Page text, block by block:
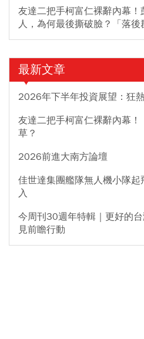
友達二把手柯富仁裸辭內幕
人，為何最後撕破臉？「落後
最新文章
2026年下半年投資展望：狂
友達二把手柯富仁裸辭內幕
草？
2026前進大南方論壇
佳世達集團艦隊無人機小隊
入
今周刊30週年特輯｜更好的
見前瞻行動